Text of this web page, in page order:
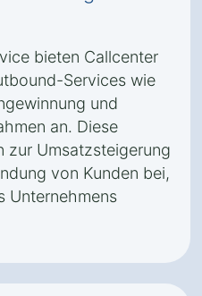
bieten Callcenter
Services wie
und
an. Diese
zur Umsatzsteigerung
von Kunden bei,
Unternehmens